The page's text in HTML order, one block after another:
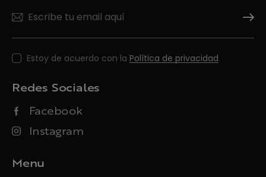
Estoy de acuerdo con la Política de privacidad.
Redes Sociales
Facebook
Instagram
Menu